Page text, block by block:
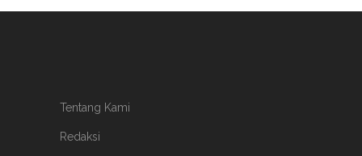
Tentang Kami
Redaksi